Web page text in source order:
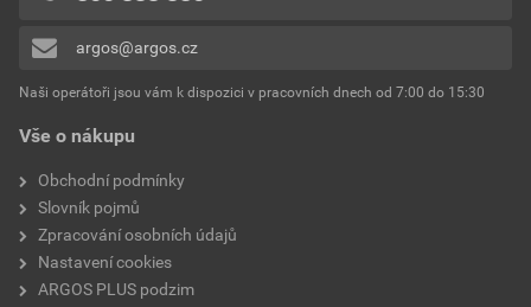
Přidávat hodnocení může pouze přihlášený uživatel.
Vše o nákupu
Obchodní podmínky
Slovník pojmů
Zpracování osobních údajů
Nastavení cookies
ARGOS PLUS podzim
argos@argos.cz
Naši operátoři jsou vám k dispozici v pracovních dnech od 7:00 do 15:30